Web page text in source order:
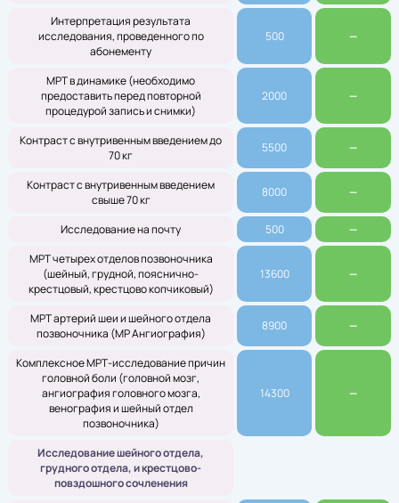
Интерпретация результата
исследования, проведенного по
абонементу
500 —
МРТ в динамике (необходимо
предоставить перед повторной
процедурой запись и снимки)
2000 —
Контраст с внутривенным введением до
70 кг
5500 —
Контраст с внутривенным введением
свыше 70 кг
8000 —
Исследование на почту 500
—
МРТ четырех отделов позвоночника
(шейный, грудной, пояснично-
крестцовый, крестцово копчиковый)
13600 —
МРТ артерий шеи и шейного отдела
позвоночника (МР Ангиография)
8900 —
Комплексное МРТ-исследование причин
головной боли (головной мозг,
ангиография головного мозга,
венография и шейный отдел
позвоночника)
14300 —
Исследование шейного отдела,
грудного отдела, и крестцово-
повздошного сочленения